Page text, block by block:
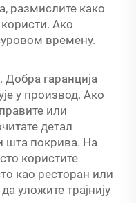
размислите како
Ако
времену.
Добра гаранција
у производ. Ако
или
детал
шта покрива. На
користите
као ресторан или
уложите трајнију